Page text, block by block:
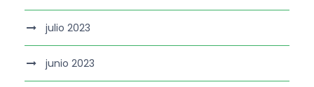
julio 2023
junio 2023